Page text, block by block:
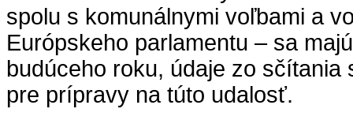
spolu s komunálnymi voľbami a
Európskeho parlamentu – sa
budúceho roku, údaje zo sčítania
pre prípravy na túto udalosť.